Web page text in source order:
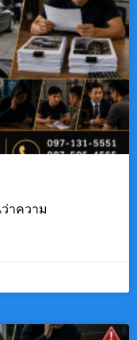
าความ